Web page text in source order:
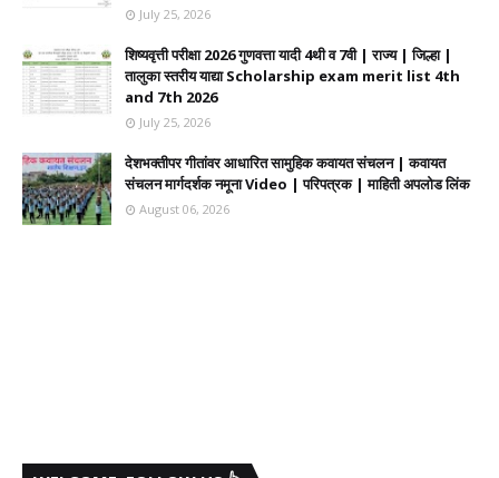
July 25, 2026
शिष्यवृत्ती परीक्षा 2026 गुणवत्ता यादी 4थी व 7वी | राज्य | जिल्हा |
तालुका स्तरीय याद्या Scholarship exam merit list 4th
and 7th 2026
July 25, 2026
देशभक्तीपर गीतांवर आधारित सामुहिक कवायत संचलन | कवायत
संचलन मार्गदर्शक नमूना Video | परिपत्रक | माहिती अपलोड लिंक
August 06, 2026